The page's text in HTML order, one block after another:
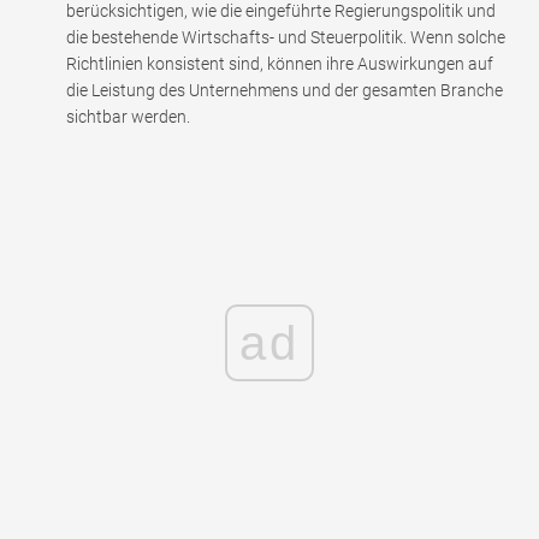
berücksichtigen, wie die eingeführte Regierungspolitik und
die bestehende Wirtschafts- und Steuerpolitik. Wenn solche
Richtlinien konsistent sind, können ihre Auswirkungen auf
die Leistung des Unternehmens und der gesamten Branche
sichtbar werden.
ad